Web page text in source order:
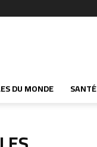
DU MONDE SANTÉ